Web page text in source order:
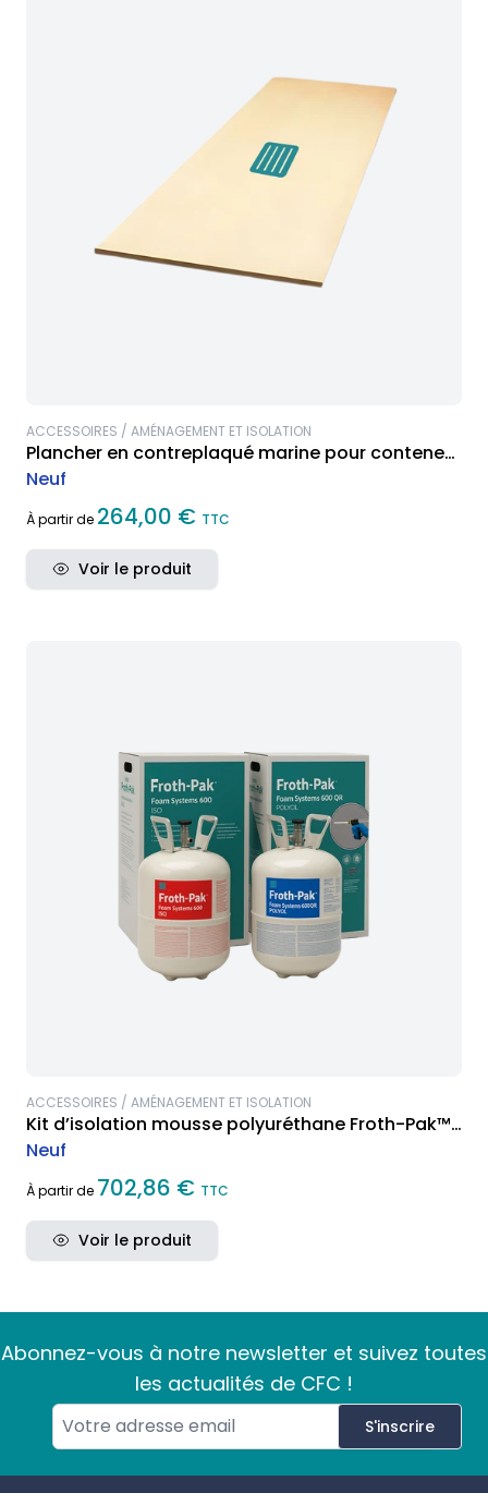
ACCESSOIRES / AMÉNAGEMENT ET ISOLATION
Plancher en contreplaqué marine pour conteneur
maritime
Neuf
À partir de 264,00 € TTC
Voir le produit
ACCESSOIRES / AMÉNAGEMENT ET ISOLATION
Kit d’isolation mousse polyuréthane Froth-Pak™
600
Neuf
À partir de 702,86 € TTC
Voir le produit
Abonnez-vous à notre newsletter et suivez toutes
les actualités de CFC !
S'inscrire